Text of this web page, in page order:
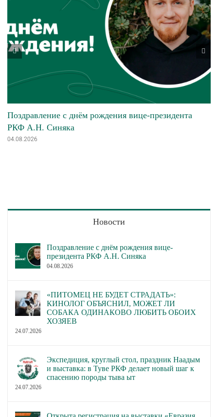
Поздравление с днём рождения вице-президента
РКФ А.Н. Синяка
04.08.2026
Новости
Поздравление с днём рождения вице-
президента РКФ А.Н. Синяка
04.08.2026
«ПИТОМЕЦ НЕ БУДЕТ СТРАДАТЬ»:
КИНОЛОГ ОБЪЯСНИЛ, МОЖЕТ ЛИ
СОБАКА ОДИНАКОВО ЛЮБИТЬ ОБОИХ
ХОЗЯЕВ
24.07.2026
Экспедиция, круглый стол, праздник Наадым
и выставка: в Туве РКФ делает новый шаг к
спасению породы тыва ыт
24.07.2026